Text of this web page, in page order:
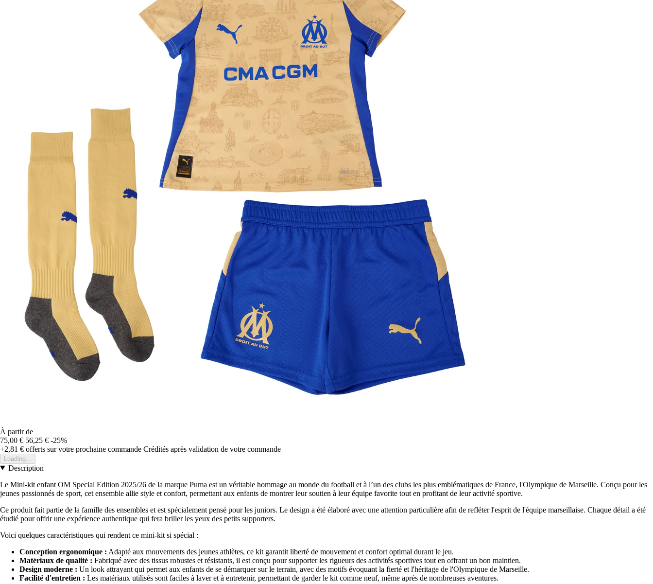
À partir de
75,00 € 56,25 € -25%
+2,81 € offerts sur votre prochaine commande Crédités après validation de votre commande
Loading...
Description
Le Mini-kit enfant OM Special Edition 2025/26 de la marque Puma est un véritable hommage au monde du football et à l’un des clubs les plus emblématiques de France, l'Olympique de Marseille. Conçu pour les
jeunes passionnés de sport, cet ensemble allie style et confort, permettant aux enfants de montrer leur soutien à leur équipe favorite tout en profitant de leur activité sportive.
Ce produit fait partie de la famille des ensembles et est spécialement pensé pour les juniors. Le design a été élaboré avec une attention particulière afin de refléter l'esprit de l'équipe marseillaise. Chaque détail a été
étudié pour offrir une expérience authentique qui fera briller les yeux des petits supporters.
Voici quelques caractéristiques qui rendent ce mini-kit si spécial :
Conception ergonomique : Adapté aux mouvements des jeunes athlètes, ce kit garantit liberté de mouvement et confort optimal durant le jeu.
Matériaux de qualité : Fabriqué avec des tissus robustes et résistants, il est conçu pour supporter les rigueurs des activités sportives tout en offrant un bon maintien.
Design moderne : Un look attrayant qui permet aux enfants de se démarquer sur le terrain, avec des motifs évoquant la fierté et l'héritage de l'Olympique de Marseille.
Facilité d'entretien : Les matériaux utilisés sont faciles à laver et à entretenir, permettant de garder le kit comme neuf, même après de nombreuses aventures.